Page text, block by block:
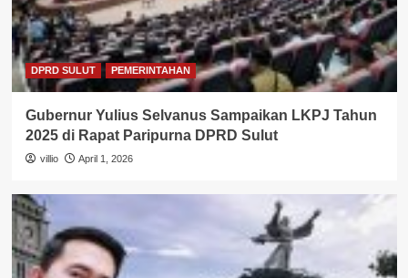
DPRD SULUT PEMERINTAHAN
Gubernur Yulius Selvanus Sampaikan LKPJ Tahun
2025 di Rapat Paripurna DPRD Sulut
villio April 1, 2026